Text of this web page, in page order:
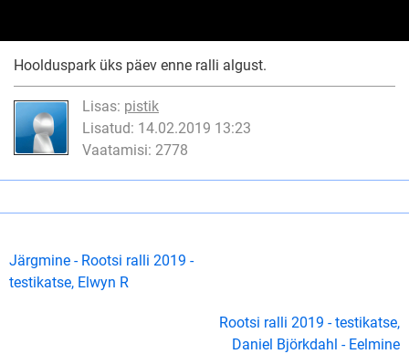
Hoolduspark üks päev enne ralli algust.
Lisas: pistik
Lisatud: 14.02.2019 13:23
Vaatamisi: 2778
Järgmine - Rootsi ralli 2019 -
testikatse, Elwyn R
Rootsi ralli 2019 - testikatse,
Daniel Björkdahl - Eelmine